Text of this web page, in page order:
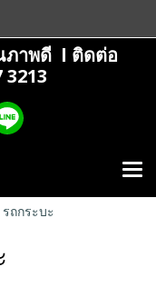
ภาพดี l ติดต่อ
3213
รถกระบะ